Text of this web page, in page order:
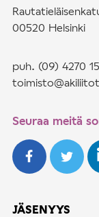
00520 Helsinki
puh. (09) 4270
Seuraa meitä
JÄSENYYS